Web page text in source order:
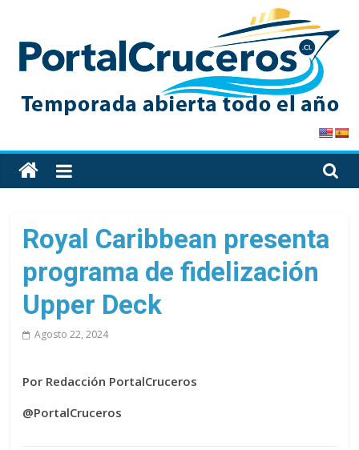
content
PortalCruceros
Toda
la
de
cruceros
en
un
solo
Royal Caribbean presenta
programa de fidelización
Upper Deck
Agosto 22, 2024
Por Redacción PortalCruceros
@PortalCruceros